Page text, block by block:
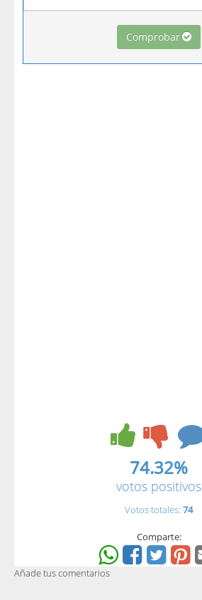
Comprobar
74.32%
votos positivos
Votos totales: 74
Comparte:
Añade tus comentarios